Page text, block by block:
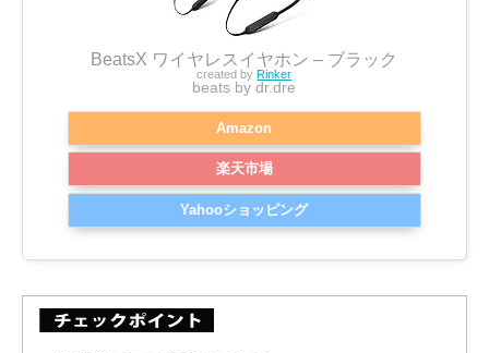
BeatsX ワイヤレスイヤホン – ブラック
created by Rinker
beats by dr.dre
Amazon
楽天市場
Yahooショッピング